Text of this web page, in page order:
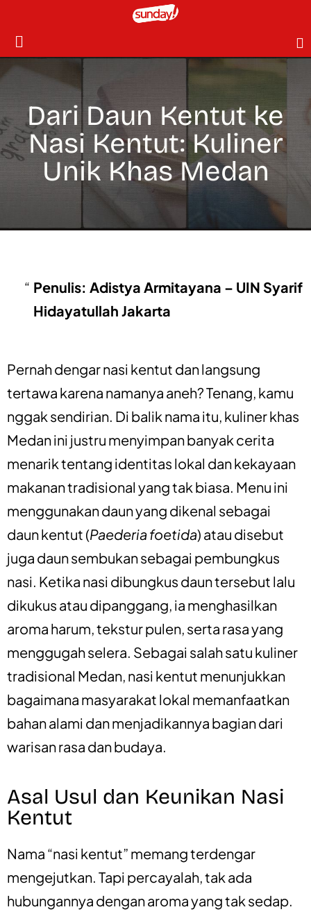
Dari Daun Kentut ke
Nasi Kentut: Kuliner
Unik Khas Medan
Penulis: Adistya Armitayana – UIN Syarif
Hidayatullah Jakarta
Pernah dengar nasi kentut dan langsung
tertawa karena namanya aneh? Tenang, kamu
nggak sendirian. Di balik nama itu, kuliner khas
Medan ini justru menyimpan banyak cerita
menarik tentang identitas lokal dan kekayaan
makanan tradisional yang tak biasa. Menu ini
menggunakan daun yang dikenal sebagai
daun kentut (Paederia foetida) atau disebut
juga daun sembukan sebagai pembungkus
nasi. Ketika nasi dibungkus daun tersebut lalu
dikukus atau dipanggang, ia menghasilkan
aroma harum, tekstur pulen, serta rasa yang
menggugah selera. Sebagai salah satu kuliner
tradisional Medan, nasi kentut menunjukkan
bagaimana masyarakat lokal memanfaatkan
bahan alami dan menjadikannya bagian dari
warisan rasa dan budaya.
Asal Usul dan Keunikan Nasi
Kentut
Nama “nasi kentut” memang terdengar
mengejutkan. Tapi percayalah, tak ada
hubungannya dengan aroma yang tak sedap.